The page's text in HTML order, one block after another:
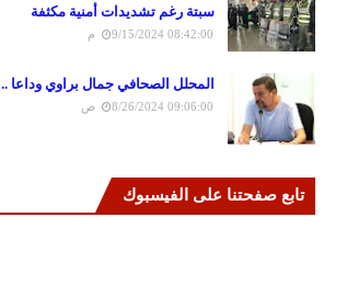
سبتة رغم تشديدات أمنية مكثفة
9/15/2024 08:42:00 م
المحلل الصحافي جمال براوي وداعا ..
8/26/2024 09:06:00 ص
تابع صفحتنا على الفيسبوك